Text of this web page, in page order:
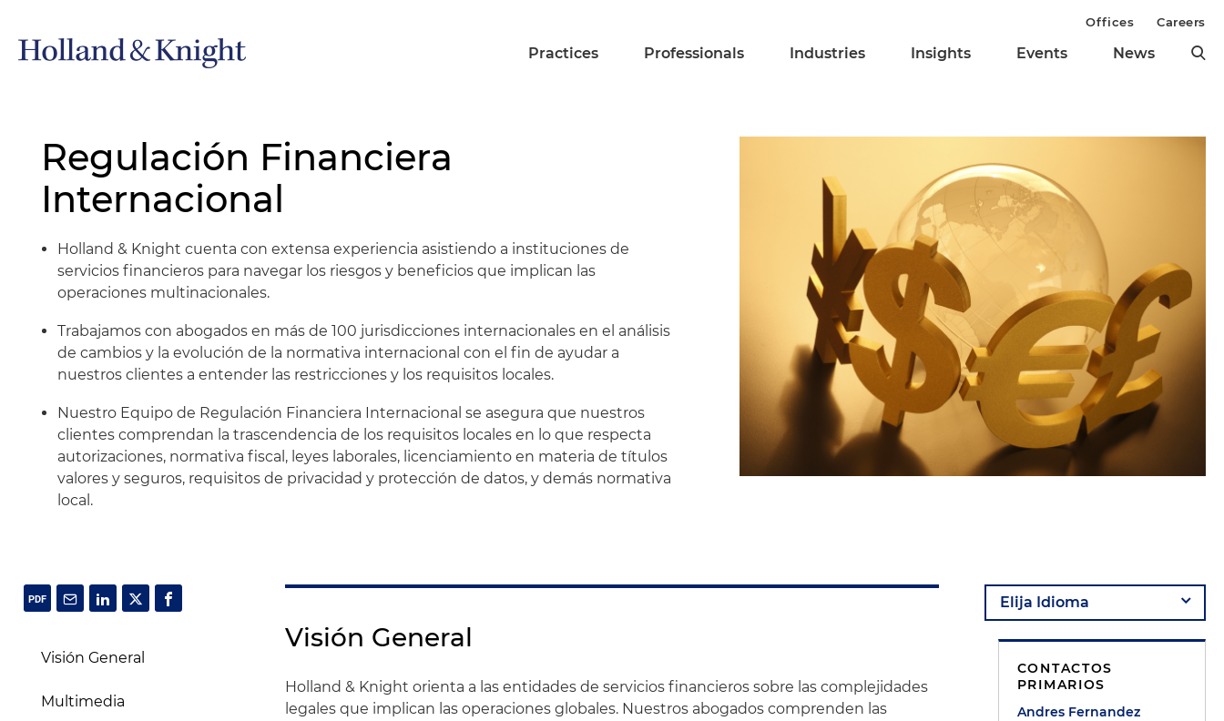
Practices Professionals Industries Insights Events News
Offices Careers
Regulación Financiera
Internacional
Holland & Knight cuenta con extensa experiencia asistiendo a instituciones de
servicios financieros para navegar los riesgos y beneficios que implican las
operaciones multinacionales.
Trabajamos con abogados en más de 100 jurisdicciones internacionales en el análisis
de cambios y la evolución de la normativa internacional con el fin de ayudar a
nuestros clientes a entender las restricciones y los requisitos locales.
Nuestro Equipo de Regulación Financiera Internacional se asegura que nuestros
clientes comprendan la trascendencia de los requisitos locales en lo que respecta
autorizaciones, normativa fiscal, leyes laborales, licenciamiento en materia de títulos
valores y seguros, requisitos de privacidad y protección de datos, y demás normativa
local.
Visión General
Multimedia
Visión General
Holland & Knight orienta a las entidades de servicios financieros sobre las complejidades
legales que implican las operaciones globales. Nuestros abogados comprenden las
CONTACTOS
PRIMARIOS
Andres Fernandez